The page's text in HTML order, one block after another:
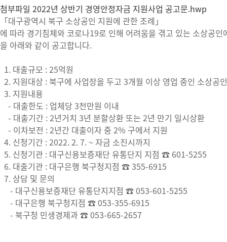
첨부파일 2022년 상반기 경영안정자금 지원사업 공고문.hwp
「대구광역시 북구 소상공인 지원에 관한 조례」
에 따라 경기침체와 코로나19로 인해 어려움을 겪고 있는 소상공
을 아래와 같이 공고합니다.
1. 대출규모 : 25억원
2. 지원대상 : 북구에 사업장을 두고 3개월 이상 영업 중인 소상공인
3. 지원내용
- 대출한도 : 업체당 3천만원 이내
- 대출기간 : 2년거치 3년 분할상환 또는 2년 만기 일시상환
- 이차보전 : 2년간 대출이자 중 2% 구에서 지원
4. 신청기간 : 2022. 2. 7. ~ 자금 소진시까지
5. 신청기관 : 대구신용보증재단 유통단지 지점 ☎ 601-5255
6. 대출기관 : 대구은행 북구청지점 ☎ 355-6915
7. 상담 및 문의
- 대구신용보증재단 유통단지지점 ☎ 053-601-5255
- 대구은행 북구청지점 ☎ 053-355-6915
- 북구청 민생경제과 ☎ 053-665-2657